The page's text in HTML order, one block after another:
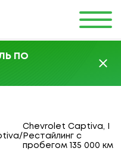
ПО
/
Chevrolet Captiva, I
Рестайлинг с
пробегом 135 000 км